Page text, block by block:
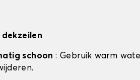
schoon: Gebruik warm